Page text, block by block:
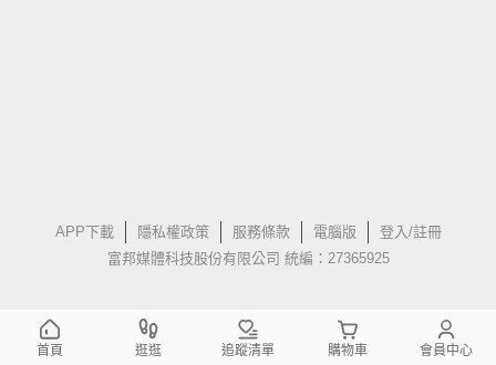
APP下載 隱私權政策 服務條款 電腦版
登入/註冊
富邦媒體科技股份有限公司 統編：27365925
首頁 逛逛 追蹤清單 購物車 會員中心